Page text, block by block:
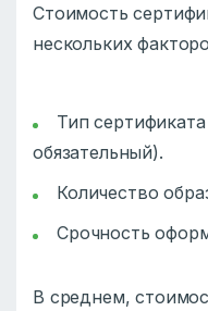
Стоимость
нескольких
Тип
обязательный).
Количество
Срочность
В среднем,